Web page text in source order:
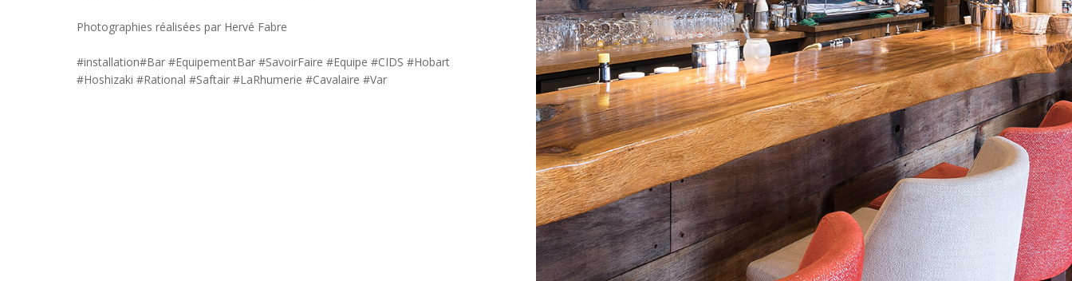
Photographies réalisées par Hervé Fabre
#installation#Bar #EquipementBar #SavoirFaire #Equipe #CIDS #Hobart
#Hoshizaki #Rational #Saftair #LaRhumerie #Cavalaire #Var